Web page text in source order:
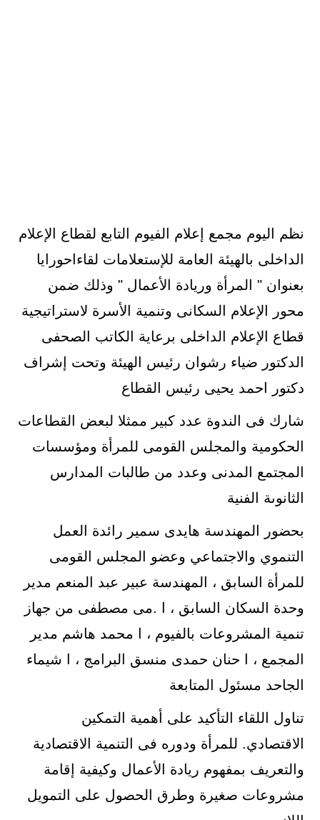
نظم اليوم مجمع إعلام الفيوم التابع لقطاع الإعلام
الداخلى بالهيئة العامة للإستعلامات لقاءاحورايا
بعنوان " المرأة وريادة الأعمال " وذلك ضمن
محور الإعلام السكانى وتنمية الأسرة لاستراتيجية
قطاع الإعلام الداخلى برعاية الكاتب الصحفى
الدكتور ضياء رشوان رئيس الهيئة وتحت إشراف
دكتور احمد يحيى رئيس القطاع
شارك فى الندوة عدد كبير ممثلا لبعض القطاعات
الحكومية والمجلس القومى للمرأة ومؤسسات
المجتمع المدنى وعدد من طالبات المدارس
الثانوىة الفنية
بحضور المهندسة هايدى سمير رائدة العمل
التنموي والاجتماعي وعضو المجلس القومى
للمرأة السابق ، المهندسة عبير عبد المنعم مدير
وحدة السكان السابق ، ا .مى مصطفى من جهاز
تنمية المشروعات بالفيوم ، ا محمد هاشم مدير
المجمع ، ا حنان حمدى منسق البرامج ، ا شيماء
الجاحد مسئول المتابعة
تناول اللقاء التأكيد على أهمية التمكين
الاقتصادي. للمرأة ودوره فى التنمية الاقتصادية
والتعريف بمفهوم ريادة الأعمال وكيفية إقامة
مشروعات صغيرة وطرق الحصول على التمويل